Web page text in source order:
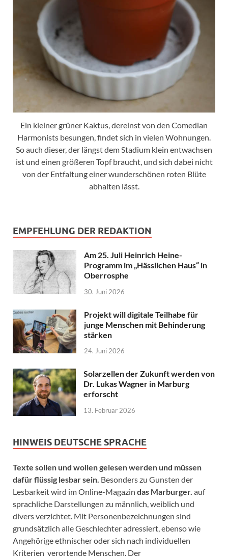
Ein kleiner grüner Kaktus, dereinst von den Comedian
Harmonists besungen, findet sich in vielen Wohnungen.
So auch dieser, der längst dem Stadium klein entwachsen
ist und einen größeren Topf braucht, und sich dabei nicht
von der Entfaltung einer wunderschönen roten Blüte
abhalten lässt.
EMPFEHLUNG DER REDAKTION
Am 25. Juli Heinrich Heine-
Programm im „Hässlichen Haus“ in
Oberrosphe
30. Juni 2026
Projekt will digitale Teilhabe für
junge Menschen mit Behinderung
stärken
24. Juni 2026
Solarzellen der Zukunft werden von
Dr. Lukas Wagner in Marburg
erforscht
13. Februar 2026
HINWEIS DEUTSCHE SPRACHE
Texte sollen und wollen gelesen werden und müssen
dafür flüssig lesbar sein. Besonders zu Gunsten der
Lesbarkeit wird im Online-Magazin das Marburger. auf
sprachliche Darstellungen zu männlich, weiblich und
divers verzichtet. Mit Personenbezeichnungen sind
grundsätzlich alle Geschlechter adressiert, ebenso wie
Angehörige ethnischer oder sich nach individuellen
Kriterien verortende Menschen. Der